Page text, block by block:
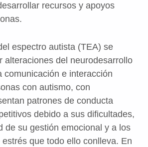
recursos y apoyos
espectro autista (TEA) se
alteraciones del neurodesarrollo
comunicación e interacción
con autismo, con
patrones de conducta
debido a sus dificultades,
de su gestión emocional y a los
que todo ello conlleva. En